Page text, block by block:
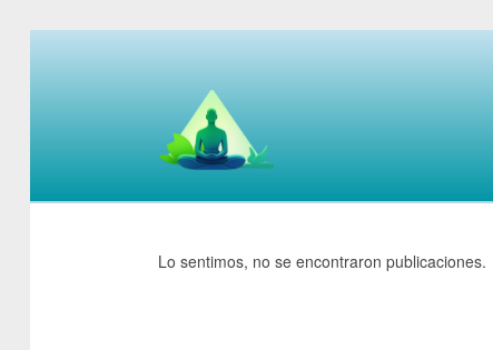
Lo sentimos, no se encontraron publicaciones.